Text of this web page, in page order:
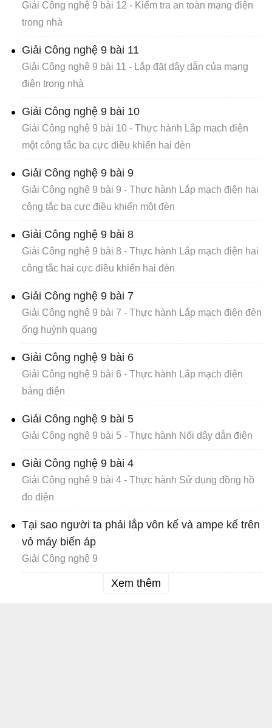
Giải Công nghệ 9 bài 12 - Kiểm tra an toàn mạng điện
trong nhà
Giải Công nghệ 9 bài 11
Giải Công nghệ 9 bài 11 - Lắp đặt dây dẫn của mạng
điện trong nhà
Giải Công nghệ 9 bài 10
Giải Công nghệ 9 bài 10 - Thực hành Lắp mạch điện
một công tắc ba cực điều khiển hai đèn
Giải Công nghệ 9 bài 9
Giải Công nghệ 9 bài 9 - Thực hành Lắp mạch điện hai
công tắc ba cực điều khiển một đèn
Giải Công nghệ 9 bài 8
Giải Công nghệ 9 bài 8 - Thực hành Lắp mạch điện hai
công tắc hai cực điều khiển hai đèn
Giải Công nghệ 9 bài 7
Giải Công nghệ 9 bài 7 - Thực hành Lắp mạch điện đèn
ống huỳnh quang
Giải Công nghệ 9 bài 6
Giải Công nghệ 9 bài 6 - Thực hành Lắp mạch điện
bảng điện
Giải Công nghệ 9 bài 5
Giải Công nghệ 9 bài 5 - Thực hành Nối dây dẫn điện
Giải Công nghệ 9 bài 4
Giải Công nghệ 9 bài 4 - Thực hành Sử dụng đồng hồ
đo điện
Tại sao người ta phải lắp vôn kế và ampe kế trên
vỏ máy biến áp
Giải Công nghệ 9
Xem thêm